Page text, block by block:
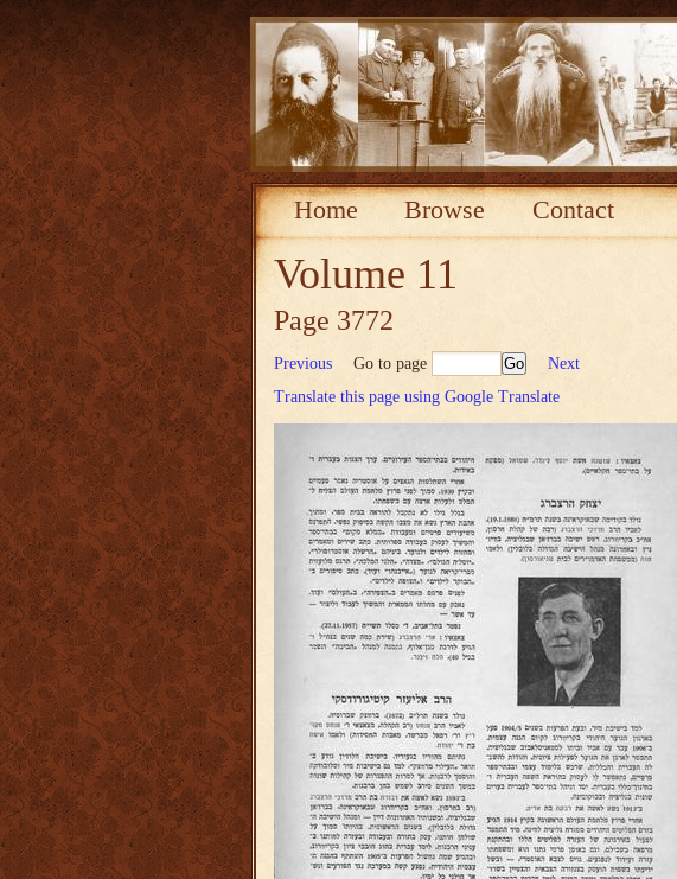
Home Browse Contact
Volume 11
Page 3772
Previous Go to page
Next
Translate this page using Google Translate